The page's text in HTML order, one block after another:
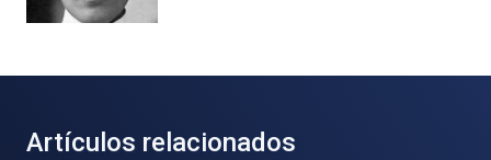
Artículos relacionados